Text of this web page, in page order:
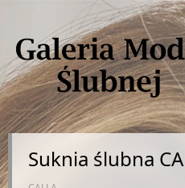
Suknia ślubna